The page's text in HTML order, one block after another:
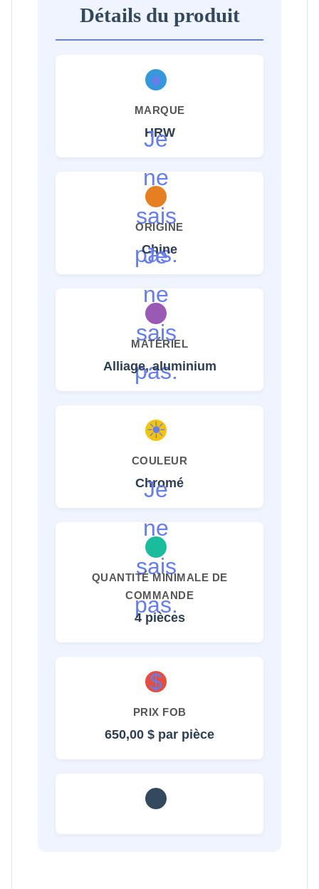
Détails du produit
♦
MARQUE
HRW
Je
ne
sais
pas.
ORIGINE
Chine
Je
ne
sais
pas.
MATÉRIEL
Alliage, aluminium
☀
COULEUR
Chromé
Je
ne
sais
pas.
QUANTITÉ MINIMALE DE
COMMANDE
4 pièces
$
PRIX FOB
650,00 $ par pièce